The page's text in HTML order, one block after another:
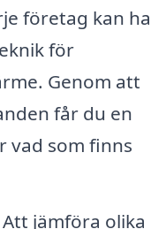
företag kan ha
för
Genom att
får du en
vad som finns
Att jämföra olika